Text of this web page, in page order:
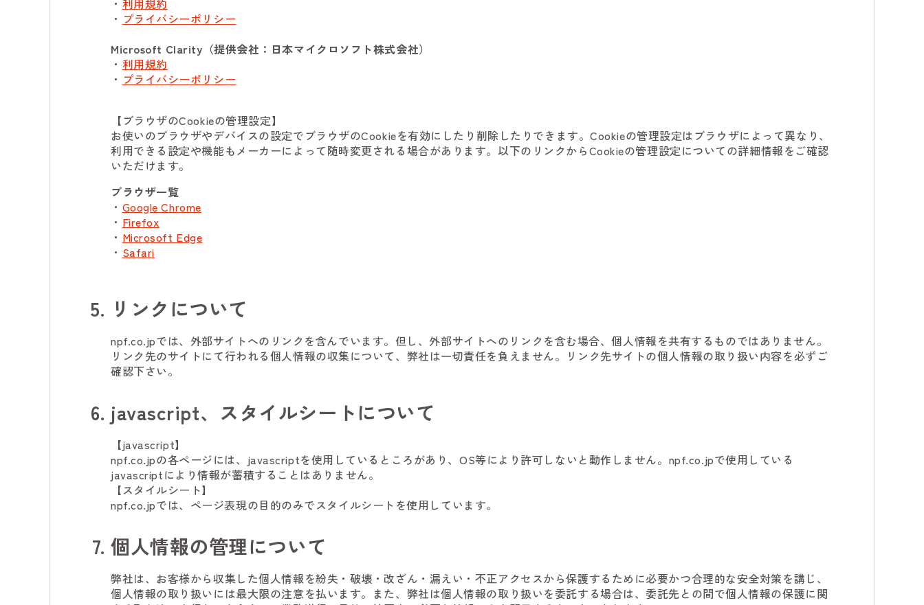
・ 利用規約
・ プライバシーポリシー
Microsoft Clarity（提供会社：日本マイクロソフト株式会社）
・ 利用規約
・ プライバシーポリシー
【ブラウザのCookieの管理設定】
お使いのブラウザやデバイスの設定でブラウザのCookieを有効にしたり削除したりできます。Cookieの管理設定はブラウザによって異なり、
利用できる設定や機能もメーカーによって随時変更される場合があります。以下のリンクからCookieの管理設定についての詳細情報をご確認
いただけます。
ブラウザ一覧
・ Google Chrome
・ Firefox
・ Microsoft Edge
・ Safari
リンクについて
npf.co.jpでは、外部サイトへのリンクを含んでいます。但し、外部サイトへのリンクを含む場合、個人情報を共有するものではありません。
リンク先のサイトにて行われる個人情報の収集について、弊社は一切責任を負えません。リンク先サイトの個人情報の取り扱い内容を必ずご
確認下さい。
javascript、スタイルシートについて
【javascript】
npf.co.jpの各ページには、javascriptを使用しているところがあり、OS等により許可しないと動作しません。npf.co.jpで使用している
javascriptにより情報が蓄積することはありません。
【スタイルシート】
npf.co.jpでは、ページ表現の目的のみでスタイルシートを使用しています。
個人情報の管理について
弊社は、お客様から収集した個人情報を紛失・破壊・改ざん・漏えい・不正アクセスから保護するために必要かつ合理的な安全対策を講じ、
個人情報の取り扱いには最大限の注意を払います。また、弊社は個人情報の取り扱いを委託する場合は、委託先との間で個人情報の保護に関